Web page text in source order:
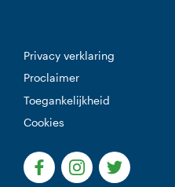
Privacy verklaring
Proclaimer
Toegankelijkheid
Cookies
(Deze link gaat naar
(Deze link gaat
(Deze